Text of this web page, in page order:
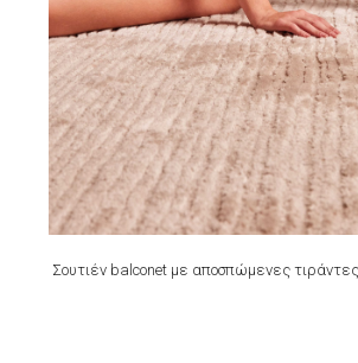
Σουτιέν balconet με αποσπώμενες